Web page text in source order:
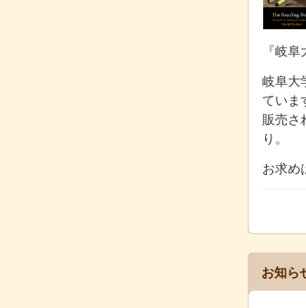
『岐
岐阜大
ていま
販売さ
り。
お求め
お知ら